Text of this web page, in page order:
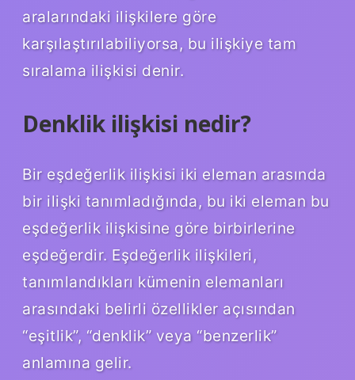
aralarındaki ilişkilere göre
karşılaştırılabiliyorsa, bu ilişkiye tam
sıralama ilişkisi denir.
Denklik ilişkisi nedir?
Bir eşdeğerlik ilişkisi iki eleman arasında
bir ilişki tanımladığında, bu iki eleman bu
eşdeğerlik ilişkisine göre birbirlerine
eşdeğerdir. Eşdeğerlik ilişkileri,
tanımlandıkları kümenin elemanları
arasındaki belirli özellikler açısından
“eşitlik”, “denklik” veya “benzerlik”
anlamına gelir.